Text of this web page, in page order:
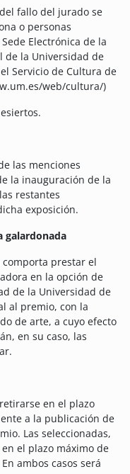
fallo del jurado se
o personas
Electrónica de la
de la Universidad de
Servicio de Cultura de
web/cultura/)
las menciones
la inauguración de la
restantes
exposición.
galardonada
prestar el
en la opción de
de la Universidad de
al premio, con la
de arte, a cuyo efecto
en su caso, las
en el plazo
a la publicación de
Las seleccionadas,
el plazo máximo de
ambos casos será